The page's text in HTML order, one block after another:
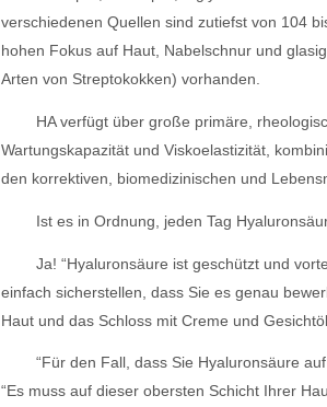
verschiedenen Quellen sind zutiefst von 104
hohen Fokus auf Haut, Nabelschnur und
Arten von Streptokokken) vorhanden.
HA verfügt über große primäre,
Wartungskapazität und Viskoelastizität,
den korrektiven, biomedizinischen und
Ist es in Ordnung, jeden Tag
Ja! “Hyaluronsäure ist geschützt und
einfach sicherstellen, dass Sie es genau
Haut und das Schloss mit Creme und
“Für den Fall, dass Sie Hyaluronsäure
“Es muss auf dieser obersten Schicht Ihrer